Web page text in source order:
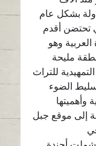
بشكل عام
أقدم
وهو
مليحة
للتراث
الضوء
إلى موقع جبل